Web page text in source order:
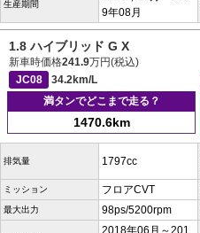
生産期間
9年08月
1.8 ハイブリッド G X
新車時価格241.9万円(税込)
JC08
34.2km/L
満タンでどこまで走る？
1470.6km
排気量 1797cc
ミッション フロアCVT
最大出力 98ps/5200rpm